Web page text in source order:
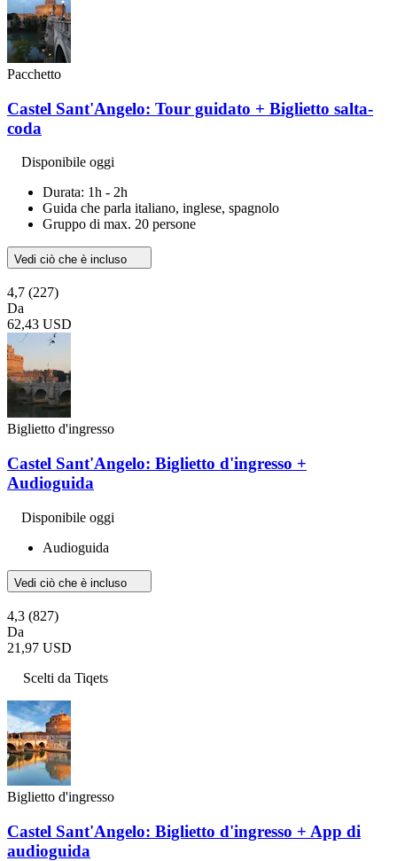
Pacchetto
Castel Sant'Angelo: Tour guidato + Biglietto salta-
coda
Disponibile oggi
Durata: 1h - 2h
Guida che parla italiano, inglese, spagnolo
Gruppo di max. 20 persone
Vedi ciò che è incluso
4,7 (227)
Da
62,43 USD
Biglietto d'ingresso
Castel Sant'Angelo: Biglietto d'ingresso +
Audioguida
Disponibile oggi
Audioguida
Vedi ciò che è incluso
4,3 (827)
Da
21,97 USD
Scelti da Tiqets
Biglietto d'ingresso
Castel Sant'Angelo: Biglietto d'ingresso + App di
audioguida